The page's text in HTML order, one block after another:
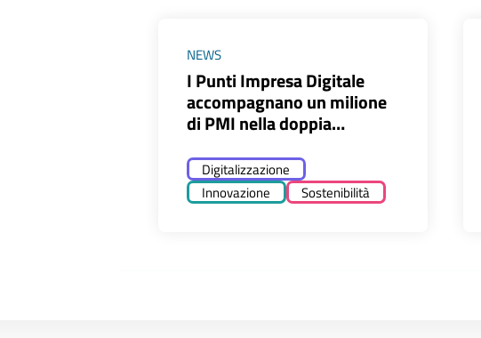
NEWS
I Punti Impresa Digitale
accompagnano un milione
di PMI nella doppia
Digitalizzazione
Innovazione
Sostenibilità